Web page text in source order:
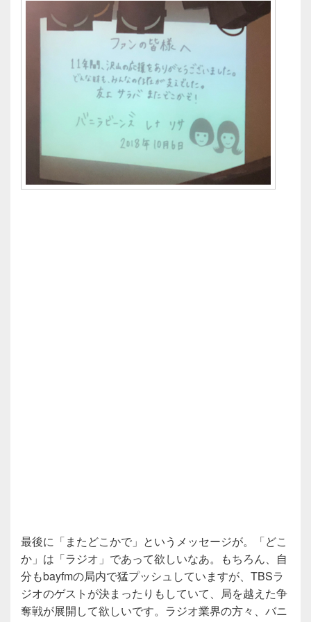
最後に「またどこかで」というメッセージが。「どこ
か」は「ラジオ」であって欲しいなあ。もちろん、自
分もbayfmの局内で猛プッシュしていますが、TBSラ
ジオのゲストが決まったりもしていて、局を越えた争
奪戦が展開して欲しいです。ラジオ業界の方々、バニ